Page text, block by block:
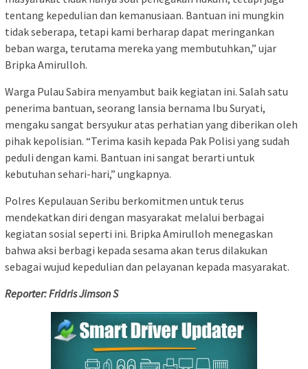
tentang kepedulian dan kemanusiaan. Bantuan ini mungkin
tidak seberapa, tetapi kami berharap dapat meringankan
beban warga, terutama mereka yang membutuhkan,” ujar
Bripka Amirulloh.
Warga Pulau Sabira menyambut baik kegiatan ini. Salah satu
penerima bantuan, seorang lansia bernama Ibu Suryati,
mengaku sangat bersyukur atas perhatian yang diberikan oleh
pihak kepolisian. “Terima kasih kepada Pak Polisi yang sudah
peduli dengan kami. Bantuan ini sangat berarti untuk
kebutuhan sehari-hari,” ungkapnya.
Polres Kepulauan Seribu berkomitmen untuk terus
mendekatkan diri dengan masyarakat melalui berbagai
kegiatan sosial seperti ini. Bripka Amirulloh menegaskan
bahwa aksi berbagi kepada sesama akan terus dilakukan
sebagai wujud kepedulian dan pelayanan kepada masyarakat.
Reporter: Fridris Jimson S